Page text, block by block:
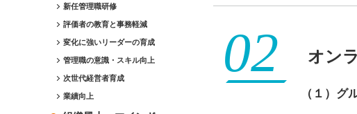
オン
（１） グ
新任管理職研修
評価者の教育と事務軽減
変化に強いリーダーの育成
管理職の意識・スキル向上
次世代経営者育成
業績向上